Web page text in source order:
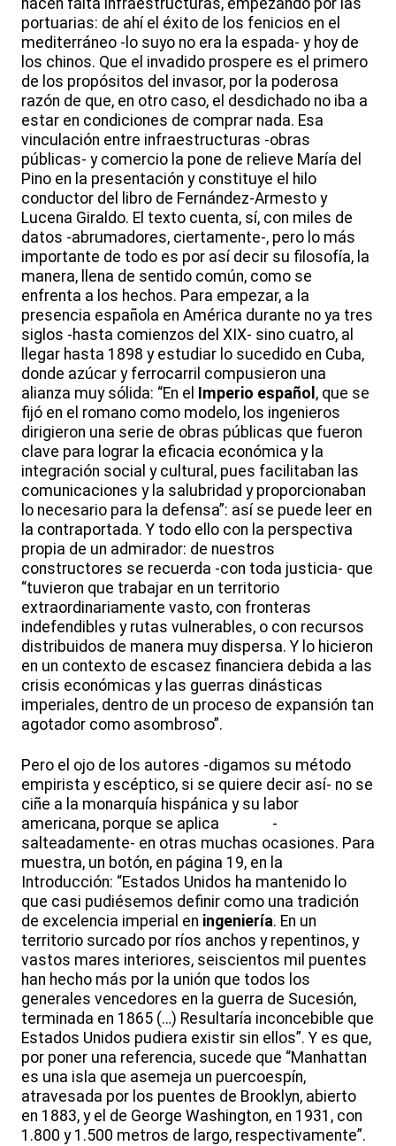
hacen falta infraestructuras, empezando por las
portuarias: de ahí el éxito de los fenicios en el
mediterráneo -lo suyo no era la espada- y hoy de
los chinos. Que el invadido prospere es el primero
de los propósitos del invasor, por la poderosa
razón de que, en otro caso, el desdichado no iba a
estar en condiciones de comprar nada. Esa
vinculación entre infraestructuras -obras
públicas- y comercio la pone de relieve María del
Pino en la presentación y constituye el hilo
conductor del libro de Fernández-Armesto y
Lucena Giraldo. El texto cuenta, sí, con miles de
datos -abrumadores, ciertamente-, pero lo más
importante de todo es por así decir su filosofía, la
manera, llena de sentido común, como se
enfrenta a los hechos. Para empezar, a la
presencia española en América durante no ya tres
siglos -hasta comienzos del XIX- sino cuatro, al
llegar hasta 1898 y estudiar lo sucedido en Cuba,
donde azúcar y ferrocarril compusieron una
alianza muy sólida: “En el
Imperio español , que se
fijó en el romano como modelo, los ingenieros
dirigieron una serie de obras públicas que fueron
clave para lograr la eficacia económica y la
integración social y cultural, pues facilitaban las
comunicaciones y la salubridad y proporcionaban
lo necesario para la defensa”: así se puede leer en
la contraportada. Y todo ello con la perspectiva
propia de un admirador: de nuestros
constructores se recuerda -con toda justicia- que
“tuvieron que trabajar en un territorio
extraordinariamente vasto, con fronteras
indefendibles y rutas vulnerables, o con recursos
distribuidos de manera muy dispersa. Y lo hicieron
en un contexto de escasez financiera debida a las
crisis económicas y las guerras dinásticas
imperiales, dentro de un proceso de expansión tan
agotador como asombroso”.
Pero el ojo de los autores -digamos su método
empirista y escéptico, si se quiere decir así- no se
ciñe a la monarquía hispánica y su labor
americana, porque se aplica -
salteadamente- en otras muchas ocasiones. Para
muestra, un botón, en página 19, en la
Introducción: “Estados Unidos ha mantenido lo
que casi pudiésemos definir como una tradición
de excelencia imperial en ingeniería. En un
territorio surcado por ríos anchos y repentinos, y
vastos mares interiores, seiscientos mil puentes
han hecho más por la unión que todos los
generales vencedores en la guerra de Sucesión,
terminada en 1865 (…) Resultaría inconcebible que
Estados Unidos pudiera existir sin ellos”. Y es que,
por poner una referencia, sucede que “Manhattan
es una isla que asemeja un puercoespín,
atravesada por los puentes de Brooklyn, abierto
en 1883, y el de George Washington, en 1931, con
1.800 y 1.500 metros de largo, respectivamente”.